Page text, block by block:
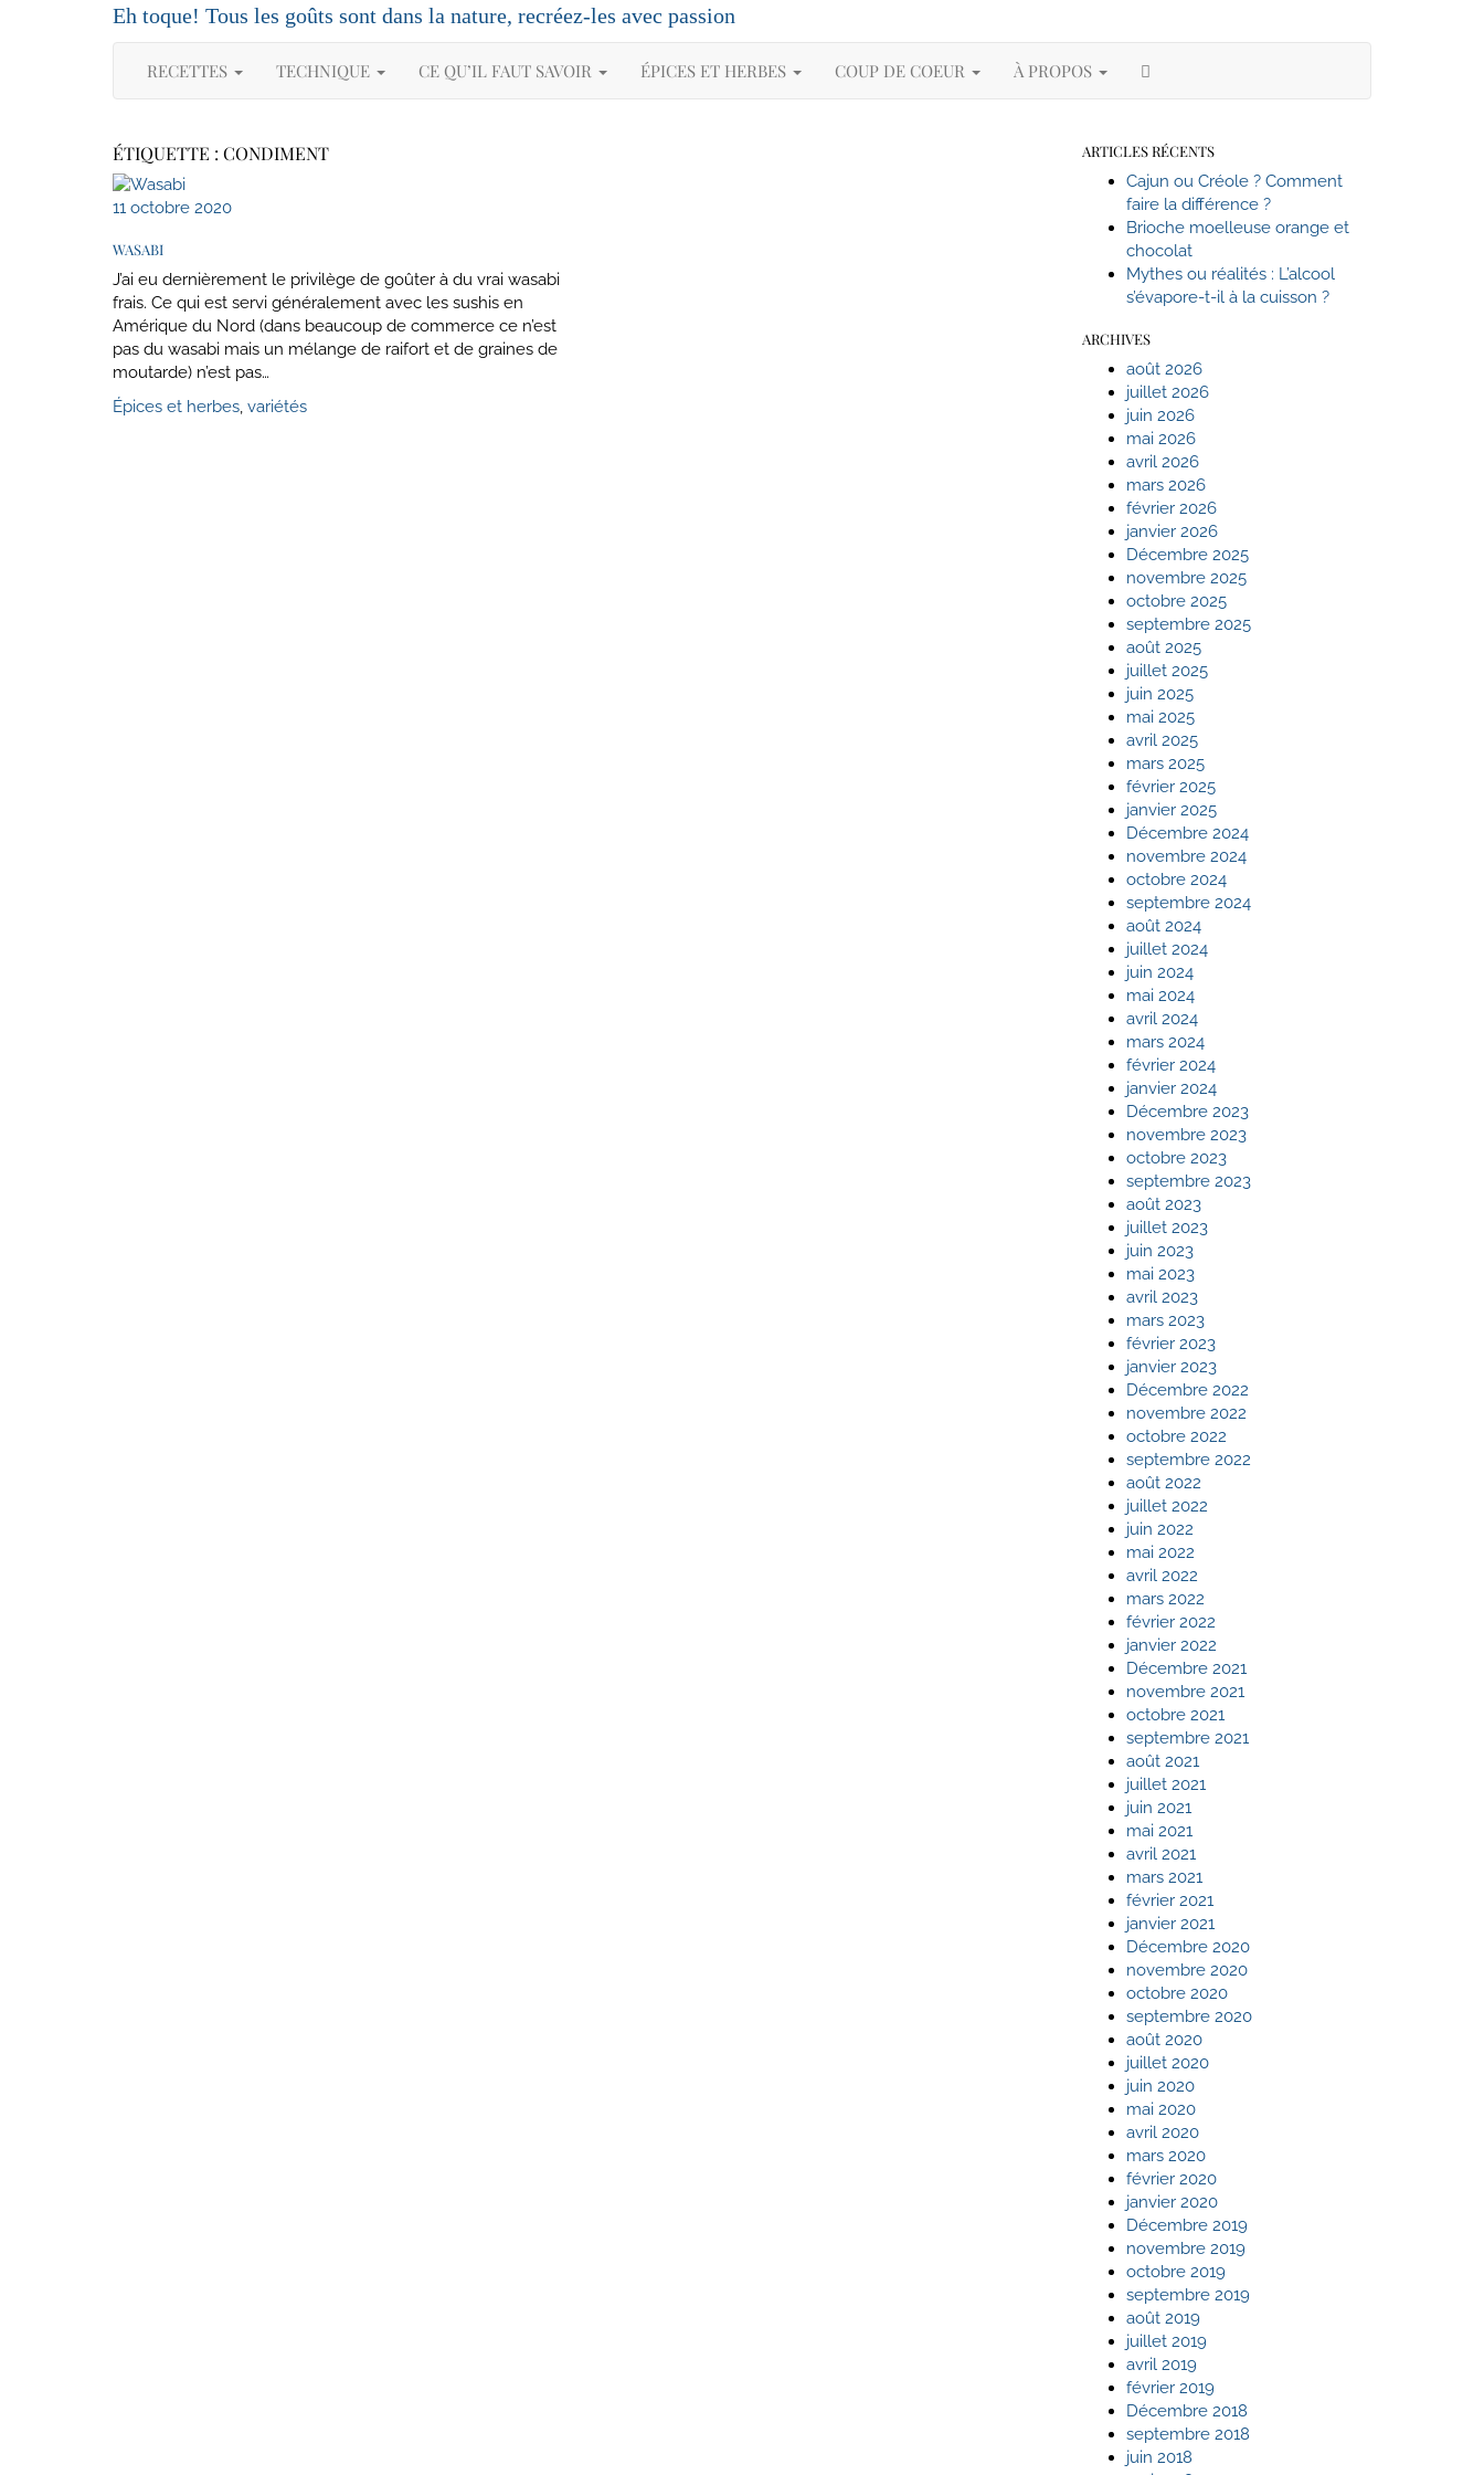
Eh toque! Tous les goûts sont dans la nature, recréez-les avec passion
RECETTES TECHNIQUE CE QU’IL FAUT SAVOIR ÉPICES ET HERBES COUP DE COEUR À PROPOS
ÉTIQUETTE : CONDIMENT
11 octobre 2020
WASABI
J’ai eu dernièrement le privilège de goûter à du vrai wasabi
frais. Ce qui est servi généralement avec les sushis en
Amérique du Nord (dans beaucoup de commerce ce n’est
pas du wasabi mais un mélange de raifort et de graines de
moutarde) n’est pas…
Épices et herbes, variétés
ARTICLES RÉCENTS
Cajun ou Créole ? Comment
faire la différence ?
Brioche moelleuse orange et
chocolat
Mythes ou réalités : L’alcool
s’évapore-t-il à la cuisson ?
ARCHIVES
août 2026
juillet 2026
juin 2026
mai 2026
avril 2026
mars 2026
février 2026
janvier 2026
Décembre 2025
novembre 2025
octobre 2025
septembre 2025
août 2025
juillet 2025
juin 2025
mai 2025
avril 2025
mars 2025
février 2025
janvier 2025
Décembre 2024
novembre 2024
octobre 2024
septembre 2024
août 2024
juillet 2024
juin 2024
mai 2024
avril 2024
mars 2024
février 2024
janvier 2024
Décembre 2023
novembre 2023
octobre 2023
septembre 2023
août 2023
juillet 2023
juin 2023
mai 2023
avril 2023
mars 2023
février 2023
janvier 2023
Décembre 2022
novembre 2022
octobre 2022
septembre 2022
août 2022
juillet 2022
juin 2022
mai 2022
avril 2022
mars 2022
février 2022
janvier 2022
Décembre 2021
novembre 2021
octobre 2021
septembre 2021
août 2021
juillet 2021
juin 2021
mai 2021
avril 2021
mars 2021
février 2021
janvier 2021
Décembre 2020
novembre 2020
octobre 2020
septembre 2020
août 2020
juillet 2020
juin 2020
mai 2020
avril 2020
mars 2020
février 2020
janvier 2020
Décembre 2019
novembre 2019
octobre 2019
septembre 2019
août 2019
juillet 2019
avril 2019
février 2019
Décembre 2018
septembre 2018
juin 2018